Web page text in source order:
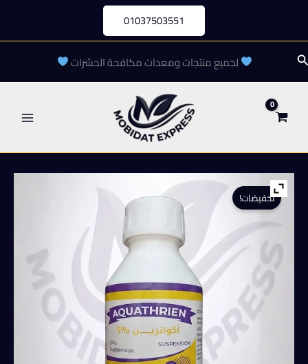
المحتوى
01037503551
البحث لجميع منتجات ومعدات مكافحة الحشرات
تخفيضات!